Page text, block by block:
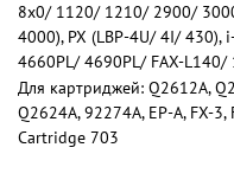
8x0/ 1120/ 1210/ 2900/
4000), PX (LBP-4U/ 4I/ 430),
4660PL/ 4690PL/ FAX-L140/
Для картриджей: Q2612A,
Q2624A, 92274A, EP-A, FX-3,
Cartridge 703